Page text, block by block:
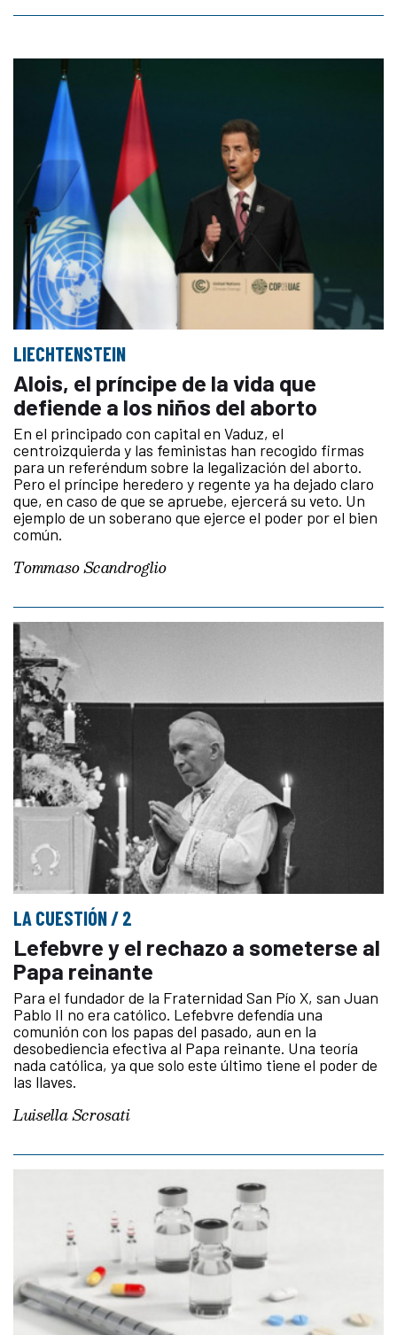
LIECHTENSTEIN
Alois, el príncipe de la vida que
defiende a los niños del aborto
En el principado con capital en Vaduz, el
centroizquierda y las feministas han recogido firmas
para un referéndum sobre la legalización del aborto.
Pero el príncipe heredero y regente ya ha dejado claro
que, en caso de que se apruebe, ejercerá su veto. Un
ejemplo de un soberano que ejerce el poder por el bien
común.
Tommaso Scandroglio
LA CUESTIÓN / 2
Lefebvre y el rechazo a someterse al
Papa reinante
Para el fundador de la Fraternidad San Pío X, san Juan
Pablo II no era católico. Lefebvre defendía una
comunión con los papas del pasado, aun en la
desobediencia efectiva al Papa reinante. Una teoría
nada católica, ya que solo este último tiene el poder de
las llaves.
Luisella Scrosati